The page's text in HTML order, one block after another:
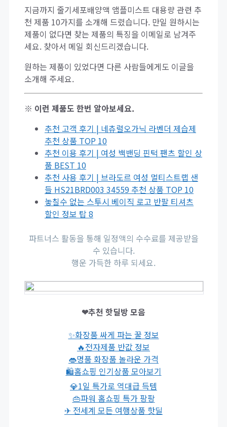
지금까지 줄기세포배양액 앰플미스트 대용량 관련 추
천 제품 10가지를 소개해 드렸습니다. 만일 원하시는
제품이 없다면 찾는 제품의 특징을 이메일로 남겨주
세요. 찾아서 메일 회신드리겠습니다.
원하는 제품이 있었다면 다른 사람들에게도 이글을
소개해 주세요.
※ 이런 제품도 한번 알아보세요.
추천 고객 후기 | 네츄럴오가닉 라벤더 제습제
추천 상품 TOP 10
추천 이용 후기 | 여성 백밴딩 핀턱 팬츠 할인 상
품 BEST 10
추천 사용 후기 | 브라도르 여성 멀티스트랩 샌
들 HS21BRD003 34559 추천 상품 TOP 10
놓칠수 없는 스투시 베이직 로고 반팔 티셔츠
할인 정보 탑 8
파트너스 활동을 통해 일정액의 수수료를 제공받을
수 있습니다.
행운 가득한 하루 되세요.
❤추천 핫딜방 모음
✨화장품 싸게 파는 꿀 정보
🔥전자제품 반값 정보
👄명품 화장품 놀라운 가격
🛍홈쇼핑 인기상품 모아보기
💎1일 특가로 역대급 득템
👜파워 홈쇼핑 특가 팡팡
✈ 전세계 모든 여행상품 핫딜